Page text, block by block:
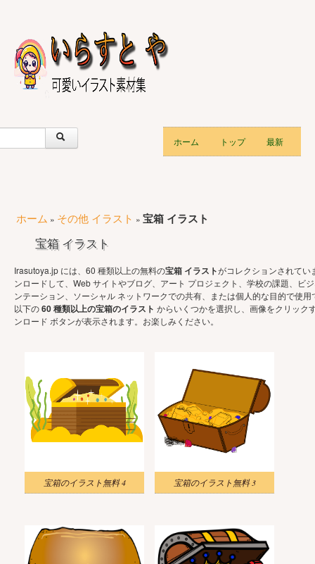
ホーム トップ 最新
ホーム » その他 イラスト » 宝箱 イラスト
宝箱 イラスト
Irasutoya.jp には、60 種類以上の無料の宝箱 イラストがコレクションされてい
ンロードして、Web サイトやブログ、アート プロジェクト、学校の課題、ビ
ンテーション、ソーシャル ネットワークでの共有、または個人的な目的で使用
以下の60 種類以上の宝箱のイラスト からいくつかを選択し、画像をクリック
ンロード ボタンが表示されます。お楽しみください。
宝箱のイラスト無料 4 宝箱のイラスト無料 3